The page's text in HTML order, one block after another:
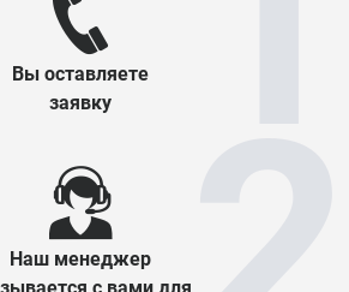
Вы оставляете
заявку
Наш менеджер